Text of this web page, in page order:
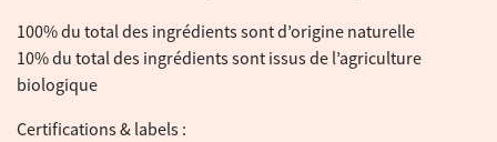
100% du total des ingrédients sont d’origine naturelle
10% du total des ingrédients sont issus de l’agriculture
biologique
Certifications & labels :